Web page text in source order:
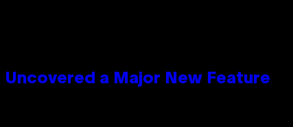
Uncovered a Major New Feature